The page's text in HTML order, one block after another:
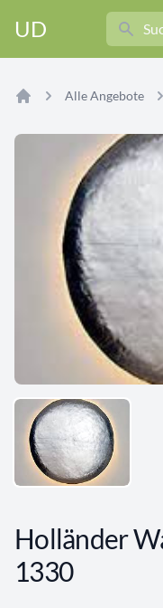
UD
Search
Alle Angebote
Holländer
1330